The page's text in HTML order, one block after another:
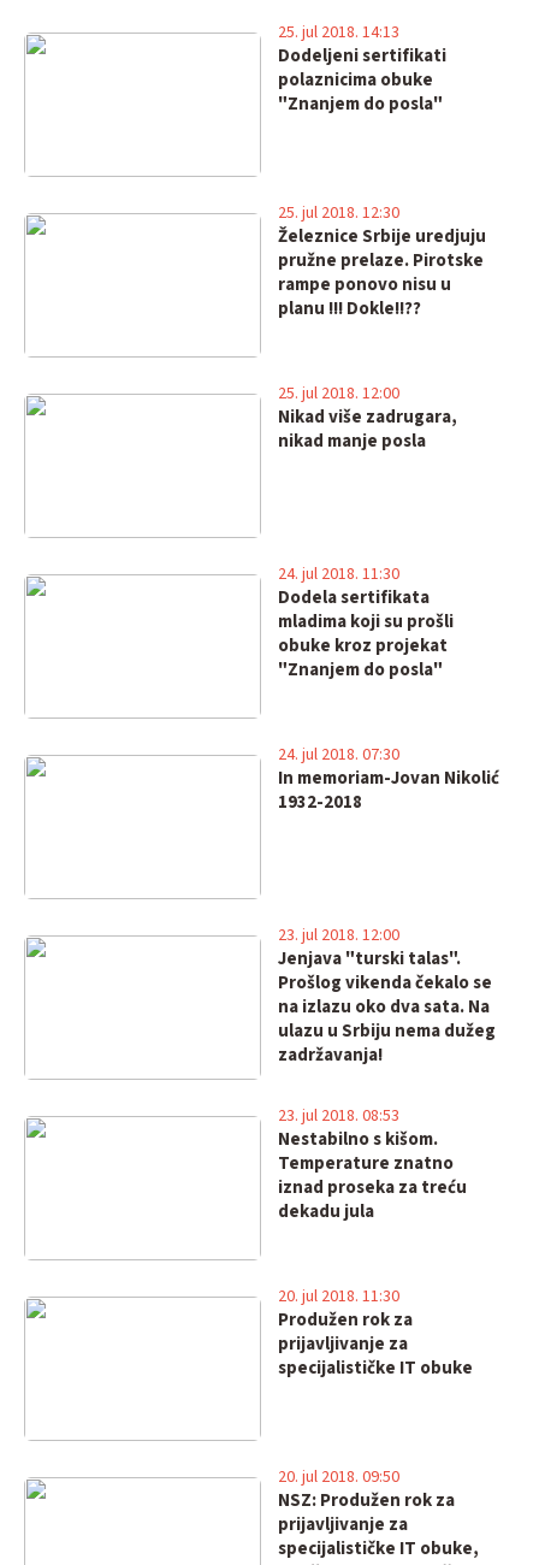
Dodeljeni sertifikati
polaznicima obuke
"Znanjem do posla"
25. jul 2018. 14:13
Železnice Srbije uredjuju
pružne prelaze. Pirotske
rampe ponovo nisu u
planu !!! Dokle!!??
25. jul 2018. 12:30
Nikad više zadrugara,
nikad manje posla
25. jul 2018. 12:00
Dodela sertifikata
mladima koji su prošli
obuke kroz projekat
"Znanjem do posla"
24. jul 2018. 11:30
In memoriam-Jovan Nikolić
1932-2018
24. jul 2018. 07:30
Jenjava "turski talas".
Prošlog vikenda čekalo se
na izlazu oko dva sata. Na
ulazu u Srbiju nema dužeg
zadržavanja!
23. jul 2018. 12:00
Nestabilno s kišom.
Temperature znatno
iznad proseka za treću
dekadu jula
23. jul 2018. 08:53
Produžen rok za
prijavljivanje za
specijalističke IT obuke
20. jul 2018. 11:30
NSZ: Produžen rok za
prijavljivanje za
specijalističke IT obuke,
20. jul 2018. 09:50